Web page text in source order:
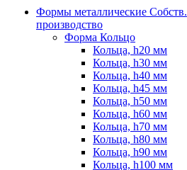
Формы металлические Собств.
производство
Форма Кольцо
Кольца, h20 мм
Кольца, h30 мм
Кольца, h40 мм
Кольца, h45 мм
Кольца, h50 мм
Кольца, h60 мм
Кольца, h70 мм
Кольца, h80 мм
Кольца, h90 мм
Кольца, h100 мм